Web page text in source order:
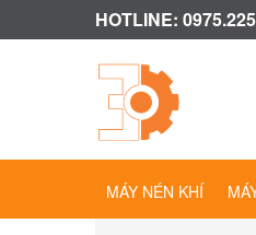
HOTLINE:
MÁY NÉN KHÍ